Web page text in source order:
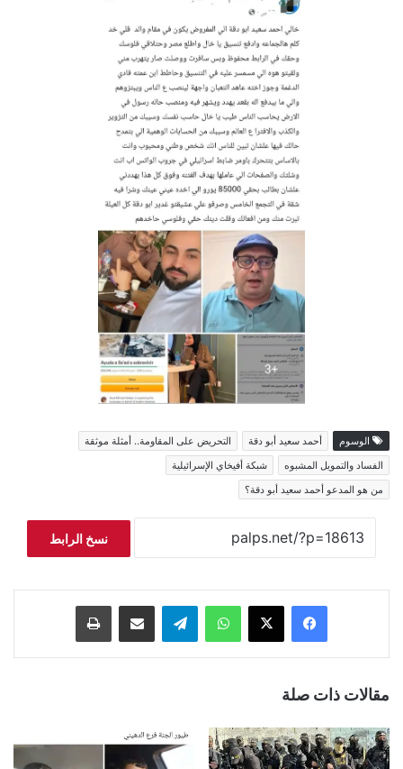
الوسوم أحمد سعيد أبو دقة
التحريض على المقاومة.. أمثلة موثقة
الفساد والتمويل المشبوه
شبكة أفيخاي الإسرائيلية
من هو المدعو أحمد سعيد أبو دقة؟
نسخ الرابط
فيسبوك ‫X واتساب تيلقرام مشاركة عبر البريد طباعة
مقالات ذات صلة